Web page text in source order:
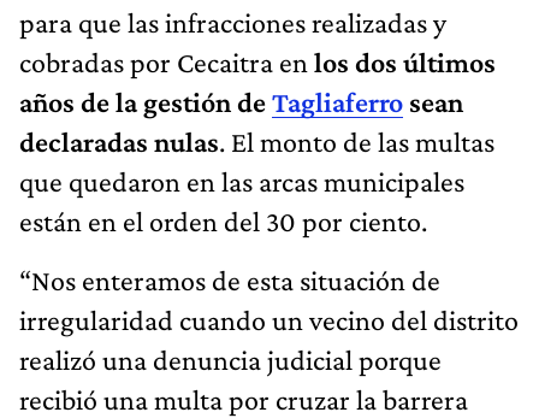
para que las infracciones realizadas y
cobradas por Cecaitra en los dos últimos
años de la gestión deTagliaferro sean
declaradas nulas. El monto de las multas
que quedaron en las arcas municipales
están en el orden del 30 por ciento.
“Nos enteramos de esta situación de
irregularidad cuando un vecino del distrito
realizó una denuncia judicial porque
recibió una multa por cruzar la barrera